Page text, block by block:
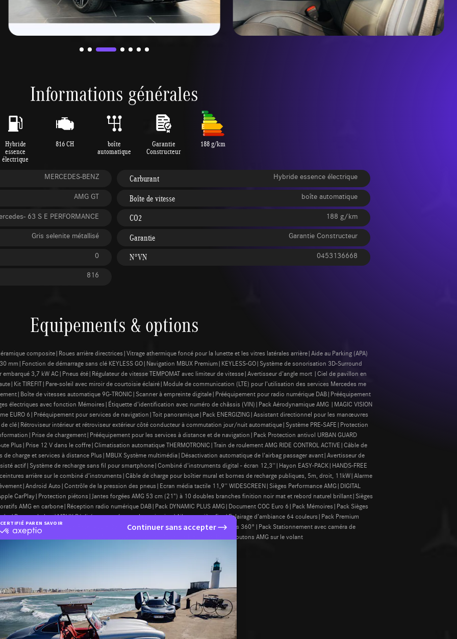
CERTIFIÉ PAR EN SAVOIR PLUS SUR
certifié
Axeptio
Continuer sans accepter
Informations générales
Hybride
essence
électrique
816 CH boîte
automatique
Garantie
Constructeur
188 g/km
MERCEDES-BENZ
AMG GT
63 S E PERFORMANCE
Gris selenite métallisé
0
816
Carburant Hybride essence électrique
Boîte de vitesse boîte automatique
CO2 188 g/km
Garantie Garantie Constructeur
N°VN 0453136668
Equipements & options
composite|Roues arrière directrices|Vitrage athermique foncé pour la lunette et les vitres latérales arrière|Aide au Parking (APA)
mm|Fonction de démarrage sans clé KEYLESS GO|Navigation MBUX Premium|KEYLESS-GO|Système de sonorisation 3D-Surround
3,7 kW AC|Pneus été|Régulateur de vitesse TEMPOMAT avec limiteur de vitesse|Avertisseur d'angle mort |Ciel de pavillon en
TIREFIT|Pare-soleil avec miroir de courtoisie éclairé|Module de communication (LTE) pour l’utilisation des services Mercedes me
de vitesses automatique 9G-TRONIC|Scanner à empreinte digitale|Prééquipement pour radio numérique DAB|Prééquipement
électriques avec fonction Mémoires|Étiquette d'identification avec numéro de châssis (VIN)|Pack Aérodynamique AMG |MAGIC VISION
EURO 6|Prééquipement pour services de navigation|Toit panoramique|Pack ENERGIZING|Assistant directionnel pour les manœuvres
clé|Rétroviseur intérieur et rétroviseur extérieur côté conducteur à commutation jour/nuit automatique|Système PRE-SAFE|Protection
de chargement|Prééquipement pour les services à distance et de navigation|Pack Protection antivol URBAN GUARD
Plus|Prise 12 V dans le coffre|Climatisation automatique THERMOTRONIC|Train de roulement AMG RIDE CONTROL ACTIVE|Câble de
charge et services à distance Plus|MBUX Système multimédia|Désactivation automatique de l'airbag passager avant|Avertisseur de
actif|Système de recharge sans fil pour smartphone|Combiné d'instruments digital - écran 12,3''|Hayon EASY-PACK|HANDS-FREE
arrière sur le combiné d’instruments|Câble de charge pour boîtier mural et bornes de recharge publiques, 5m, droit, 11kW|Alarme
Auto|Contrôle de la pression des pneus|Ecran média tactile 11,9'' WIDESCREEN|Sièges Performance AMG|DIGITAL
CarPlay|Protection piétons|Jantes forgées AMG 53 cm (21") à 10 doubles branches finition noir mat et rebord naturel brillant|Sièges
AMG en carbone|Réception radio numérique DAB|Pack DYNAMIC PLUS AMG|Document COC Euro 6|Pack Mémoires|Pack Sièges
gobelets|MBUX Réalité augmentée pour la navigation|Aileron arrière fixe|Eclairage d’ambiance 64 couleurs|Pack Premium
signalisation|AMG Track Pace|Apple CarPlay|Pack USB Plus|Caméras panoramiques 360°|Pack Stationnement avec caméra de
rabattables|Pack Sport Black AMG|Système d'appel d'urgence Mercedes-Benz|Boutons AMG sur le volant